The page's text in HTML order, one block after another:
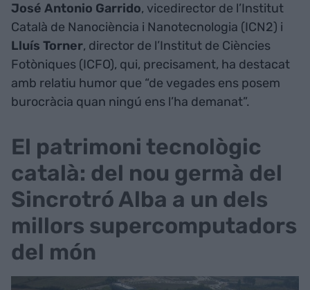
José Antonio Garrido, vicedirector de l’Institut
Català de Nanociència i Nanotecnologia (ICN2) i
Lluís Torner, director de l’Institut de Ciències
Fotòniques (ICFO), qui, precisament, ha destacat
amb relatiu humor que “de vegades ens posem
burocràcia quan ningú ens l’ha demanat”.
El patrimoni tecnològic
català: del nou germà del
Sincrotró Alba a un dels
millors supercomputadors
del món